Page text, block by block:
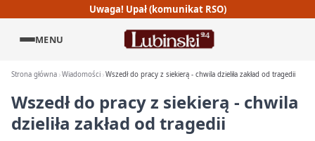
Uwaga! Upał (komunikat RSO)
MENU
Strona główna Wiadomości Wszedł do pracy z siekierą - chwila dzieliła zakład od tragedii
Wszedł do pracy z siekierą - chwila
dzieliła zakład od tragedii